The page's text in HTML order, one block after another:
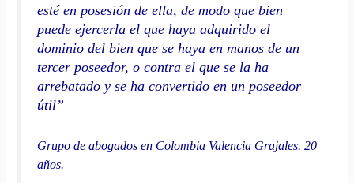
esté en posesión de ella, de modo que bien
puede ejercerla el que haya adquirido el
dominio del bien que se haya en manos de un
tercer poseedor, o contra el que se la ha
arrebatado y se ha convertido en un poseedor
útil”
Grupo de abogados en Colombia Valencia Grajales. 20
años.